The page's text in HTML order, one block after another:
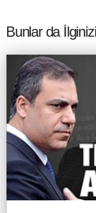
Bunlar da